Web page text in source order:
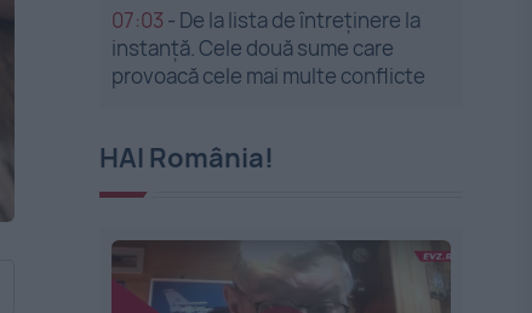
07:03 - De la lista de întreținere la
instanță. Cele două sume care
provoacă cele mai multe conflicte
HAI România!